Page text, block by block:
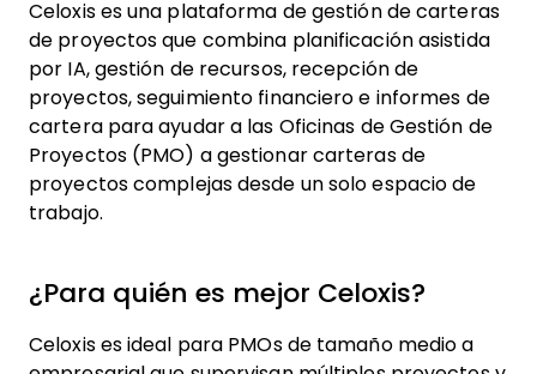
Celoxis es una plataforma de gestión de carteras
de proyectos que combina planificación asistida
por IA, gestión de recursos, recepción de
proyectos, seguimiento financiero e informes de
cartera para ayudar a las Oficinas de Gestión de
Proyectos (PMO) a gestionar carteras de
proyectos complejas desde un solo espacio de
trabajo.
¿Para quién es mejor Celoxis?
Celoxis es ideal para PMOs de tamaño medio a